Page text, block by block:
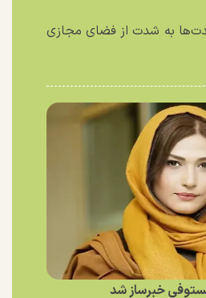
به شدت از فضای مجازی
خبرساز شد